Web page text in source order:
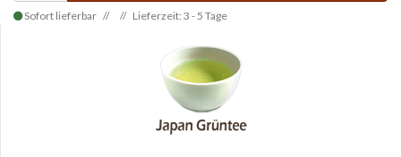
Sofort lieferbar Lieferzeit: 3 - 5 Tage